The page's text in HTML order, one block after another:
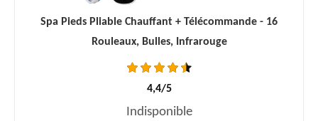
Spa Pieds Pliable Chauffant + Télécommande - 16
Rouleaux, Bulles, Infrarouge
4,4/5
Indisponible